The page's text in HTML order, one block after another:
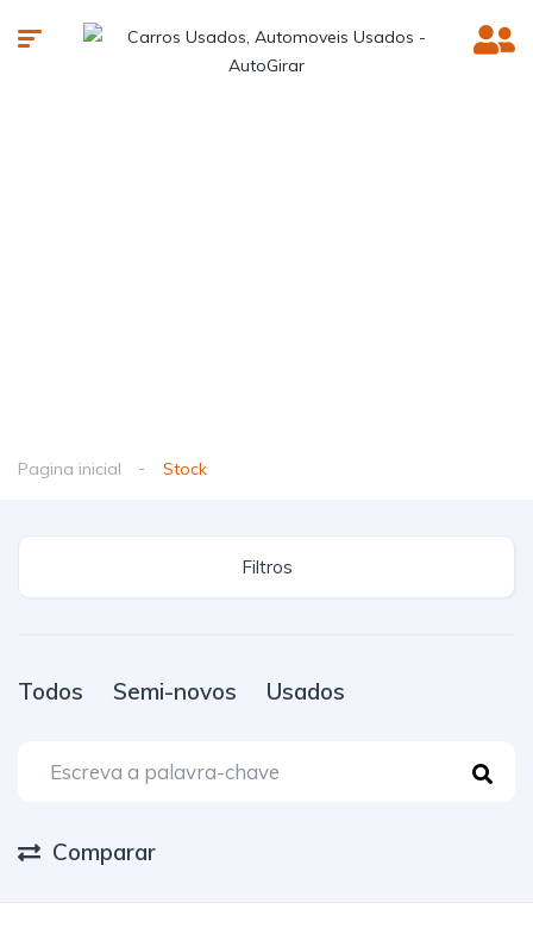
Pagina inicial Stock
Filtros
Todos Semi-novos Usados
Comparar